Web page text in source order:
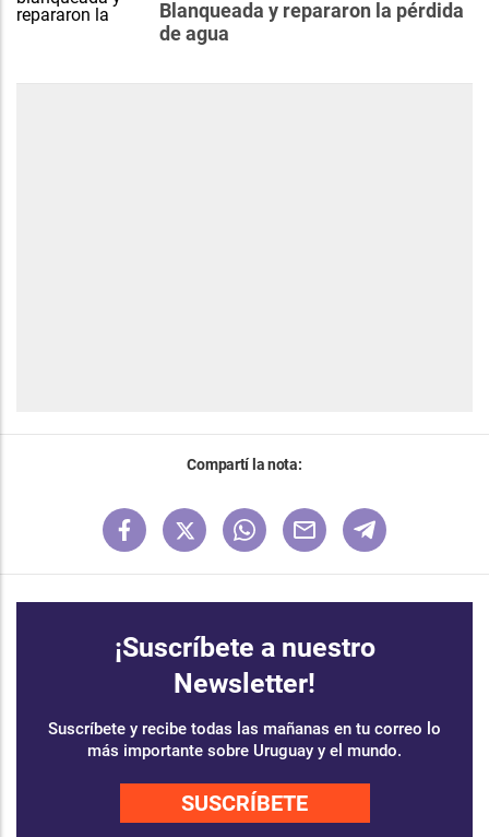
Blanqueada y repararon la pérdida
de agua
Compartí la nota:
¡Suscríbete a nuestro
Newsletter!
Suscríbete y recibe todas las mañanas en tu correo lo
más importante sobre Uruguay y el mundo.
SUSCRÍBETE